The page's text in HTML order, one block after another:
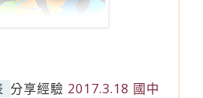
分享經驗 2017.3.18 國中